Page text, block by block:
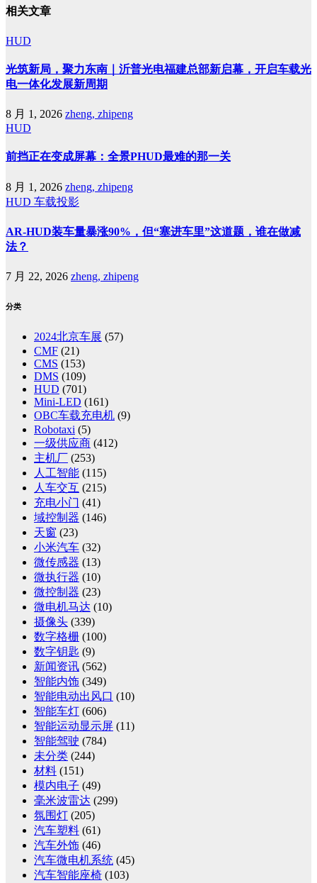
相关文章
HUD
光筑新局，聚力东南｜沂普光电福建总部新启幕，开启车载光
电一体化发展新周期
8 月 1, 2026 zheng, zhipeng
HUD
前挡正在变成屏幕：全景PHUD最难的那一关
8 月 1, 2026 zheng, zhipeng
HUD 车载投影
AR-HUD装车量暴涨90%，但“塞进车里”这道题，谁在做减
法？
7 月 22, 2026 zheng, zhipeng
分类
2024北京车展 (57)
CMF (21)
CMS (153)
DMS (109)
HUD (701)
Mini-LED (161)
OBC车载充电机 (9)
Robotaxi (5)
一级供应商 (412)
主机厂 (253)
人工智能 (115)
人车交互 (215)
充电小门 (41)
域控制器 (146)
天窗 (23)
小米汽车 (32)
微传感器 (13)
微执行器 (10)
微控制器 (23)
微电机马达 (10)
摄像头 (339)
数字格栅 (100)
数字钥匙 (9)
新闻资讯 (562)
智能内饰 (349)
智能电动出风口 (10)
智能车灯 (606)
智能运动显示屏 (11)
智能驾驶 (784)
未分类 (244)
材料 (151)
模内电子 (49)
毫米波雷达 (299)
氛围灯 (205)
汽车塑料 (61)
汽车外饰 (46)
汽车微电机系统 (45)
汽车智能座椅 (103)